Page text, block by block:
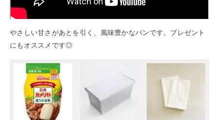
やさしい甘さがあとを引く、風味豊かなパンです。プレゼント
にもオススメです◎